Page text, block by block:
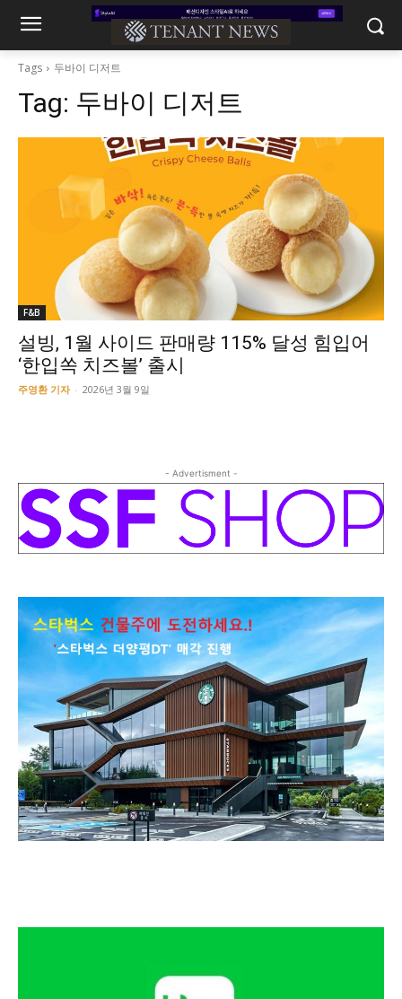
Tags 두바이 디저트
Tag: 두바이 디저트
F&B
설빙, 1월 사이드 판매량 115% 달성 힘입어
‘한입쏙 치즈볼’ 출시
주영환 기자 - 2026년 3월 9일
- Advertisment -